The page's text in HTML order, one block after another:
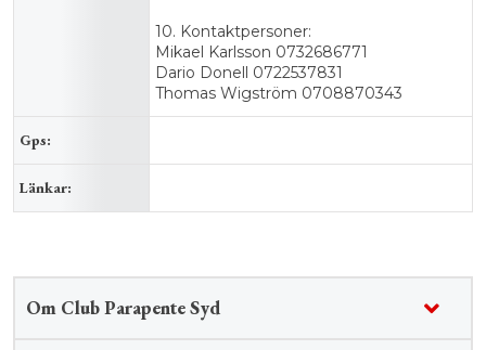
10. Kontaktpersoner:
Mikael Karlsson 0732686771
Dario Donell 0722537831
Thomas Wigström 0708870343
Gps:
Länkar:
Om Club Parapente Syd